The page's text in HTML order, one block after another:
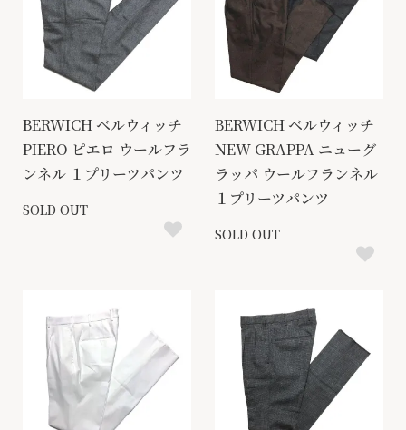
BERWICH ベルウィッチ
PIERO ピエロ ウールフラ
ンネル １プリーツパンツ
SOLD OUT
BERWICH ベルウィッチ
NEW GRAPPA ニューグ
ラッパ ウールフランネル
１プリーツパンツ
SOLD OUT